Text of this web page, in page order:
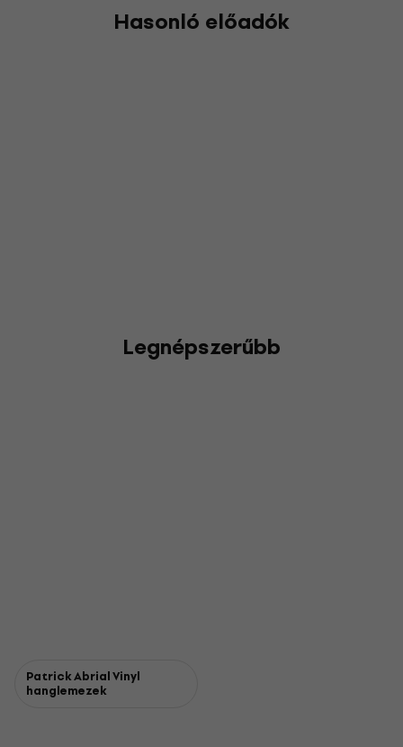
Hasonló előadók
Legnépszerűbb
Patrick Abrial Vinyl
hanglemezek